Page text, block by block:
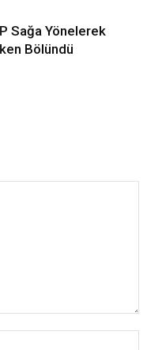
Sağa Yönelerek
Bölündü